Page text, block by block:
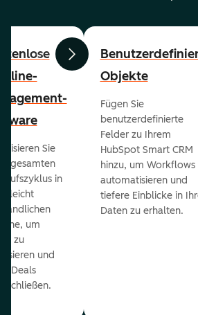
ZurückWeiter
Sie
gesamten
in
leicht
um
zu
und
Deals
Objekte
Fügen Sie
benutzerdefinierte
Felder zu Ihrem
HubSpot Smart CRM
hinzu, um Workflows
automatisieren und
tiefere Einblicke in
Daten zu erhalten.